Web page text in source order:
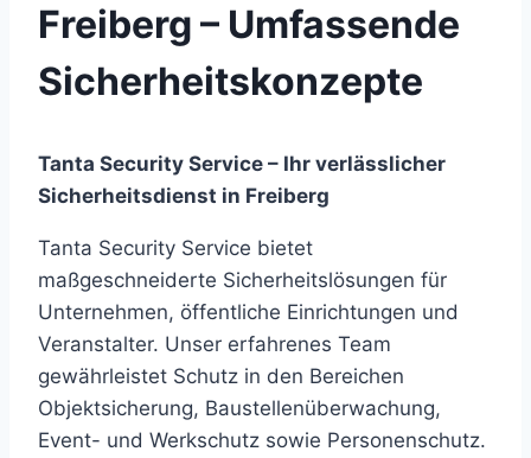
Freiberg – Umfassende
Sicherheitskonzepte
Tanta Security Service – Ihr verlässlicher
Sicherheitsdienst in Freiberg
Tanta Security Service bietet
maßgeschneiderte Sicherheitslösungen für
Unternehmen, öffentliche Einrichtungen und
Veranstalter. Unser erfahrenes Team
gewährleistet Schutz in den Bereichen
Objektsicherung, Baustellenüberwachung,
Event- und Werkschutz sowie Personenschutz.